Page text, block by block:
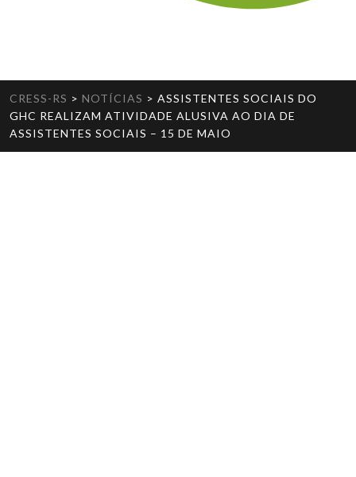
CRESS-RS > NOTÍCIAS > ASSISTENTES SOCIAIS DO
GHC REALIZAM ATIVIDADE ALUSIVA AO DIA DE
ASSISTENTES SOCIAIS – 15 DE MAIO